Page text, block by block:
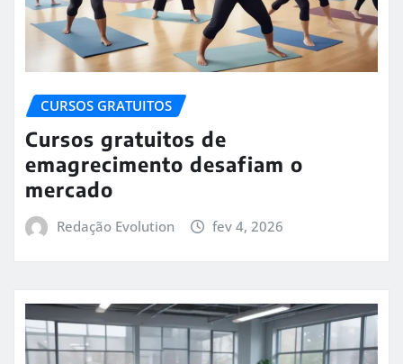
CURSOS GRATUITOS
Cursos gratuitos de
emagrecimento desafiam o
mercado
Redação Evolution fev 4, 2026